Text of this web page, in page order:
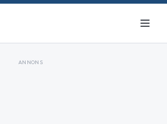
ANNONS